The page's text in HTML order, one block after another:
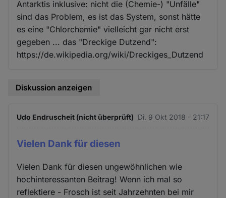
Antarktis inklusive: nicht die (Chemie-) "Unfälle"
sind das Problem, es ist das System, sonst hätte
es eine "Chlorchemie" vielleicht gar nicht erst
gegeben ... das "Dreckige Dutzend":
https://de.wikipedia.org/wiki/Dreckiges_Dutzend
Diskussion anzeigen
Udo Endruscheit (nicht überprüft) Di. 9 Okt 2018 - 21:17
Vielen Dank für diesen
Vielen Dank für diesen ungewöhnlichen wie
hochinteressanten Beitrag! Wenn ich mal so
reflektiere - Frosch ist seit Jahrzehnten bei mir